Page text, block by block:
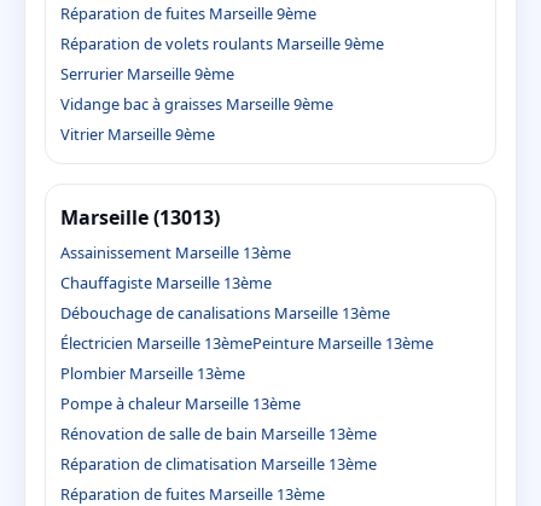
Réparation de fuites Marseille 9ème
Réparation de volets roulants Marseille 9ème
Serrurier Marseille 9ème
Vidange bac à graisses Marseille 9ème
Vitrier Marseille 9ème
Marseille (13013)
Assainissement Marseille 13ème
Chauffagiste Marseille 13ème
Débouchage de canalisations Marseille 13ème
Électricien Marseille 13èmePeinture Marseille 13ème
Plombier Marseille 13ème
Pompe à chaleur Marseille 13ème
Rénovation de salle de bain Marseille 13ème
Réparation de climatisation Marseille 13ème
Réparation de fuites Marseille 13ème